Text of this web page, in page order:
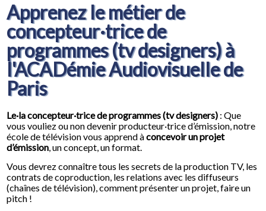
Apprenez le métier de
concepteur·trice de
programmes (tv designers) à
l'ACADémie Audiovisuelle de
Paris
Le·la concepteur·trice de programmes (tv designers) : Que
vous vouliez ou non devenir producteur·trice d’émission, notre
école de télévision vous apprend àconcevoir un projet
d’émission, un concept, un format.
Vous devrez connaître tous les secrets de la production TV, les
contrats de coproduction, les relations avec les diffuseurs
(chaînes de télévision), comment présenter un projet, faire un
pitch !